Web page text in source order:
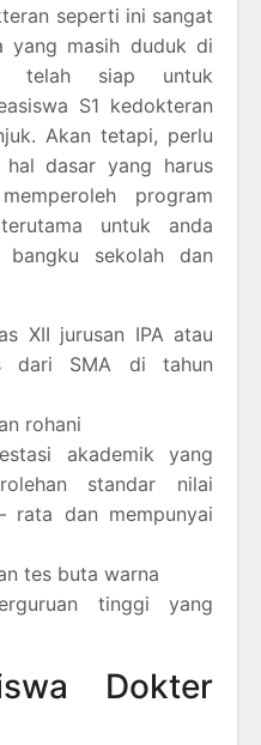
seperti ini sangat
yang masih duduk di
telah siap untuk
S1 kedokteran
Akan tetapi, perlu
dasar yang harus
program
untuk anda
sekolah dan
XII jurusan IPA atau
dari SMA di tahun
rohani
akademik yang
standar nilai
rata dan mempunyai
tes buta warna
tinggi yang
Dokter